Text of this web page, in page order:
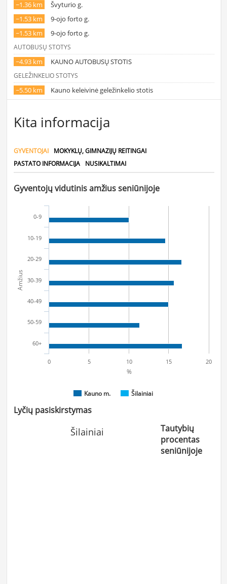
~1.36 km
Švyturio g.
~1.53 km
9-ojo forto g.
~1.53 km
9-ojo forto g.
AUTOBUSŲ STOTYS
~4.93 km KAUNO AUTOBUSŲ STOTIS
GELEŽINKELIO STOTYS
~5.50 km Kauno keleivinė geležinkelio stotis
Kita informacija
GYVENTOJAI
MOKYKLŲ, GIMNAZIJŲ REITINGAI
PASTATO INFORMACIJA
NUSIKALTIMAI
Gyventojų vidutinis amžius seniūnijoje
Amžius
%
Kauno m. Šilainiai
0-9
10-19
20-29
30-39
40-49
50-59
60+
0 5 10 15 20
Lyčių pasiskirstymas
Šilainiai
Tautybių
procentas
seniūnijoje